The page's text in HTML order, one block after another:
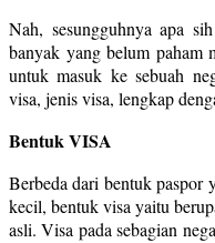
Nah, sesungguhnya apa
banyak yang belum paham
untuk masuk ke sebuah
visa, jenis visa, lengkap
Bentuk VISA
Berbeda dari bentuk paspor
kecil, bentuk visa yaitu
asli. Visa pada sebagian